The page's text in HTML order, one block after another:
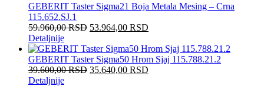
GEBERIT Taster Sigma21 Boja Metala Mesing – Crna
115.652.SJ.1
59.960,00RSD 53.964,00 RSD
Detaljnije
GEBERIT Taster Sigma50 Hrom Sjaj 115.788.21.2
39.600,00RSD 35.640,00 RSD
Detaljnije